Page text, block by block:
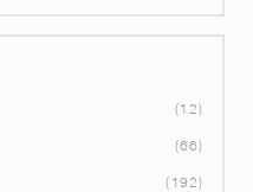
12
66
192